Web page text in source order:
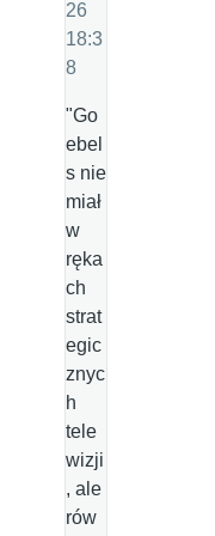
26
18:3
8
"Go
ebel
s nie
miał
w
ręka
ch
strat
egic
znyc
h
tele
wizji
, ale
rów